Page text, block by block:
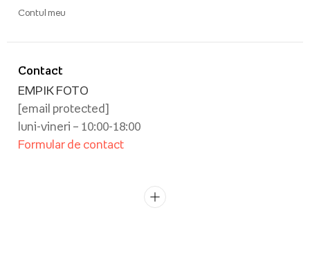
Contact
EMPIK FOTO
[email protected]
luni-vineri – 10:00-18:00
Formular de contact
Contul meu